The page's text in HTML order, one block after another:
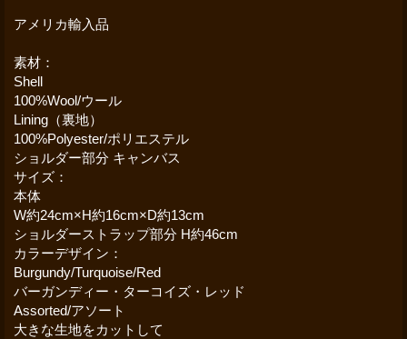
アメリカ輸入品
素材：
Shell
100%Wool/ウール
Lining（裏地）
100%Polyester/ポリエステル
ショルダー部分 キャンバス
サイズ：
本体
W約24cm×H約16cm×D約13cm
ショルダーストラップ部分 H約46cm
カラーデザイン：
Burgundy/Turquoise/Red
バーガンディー・ターコイズ・レッド
Assorted/アソート
大きな生地をカットして